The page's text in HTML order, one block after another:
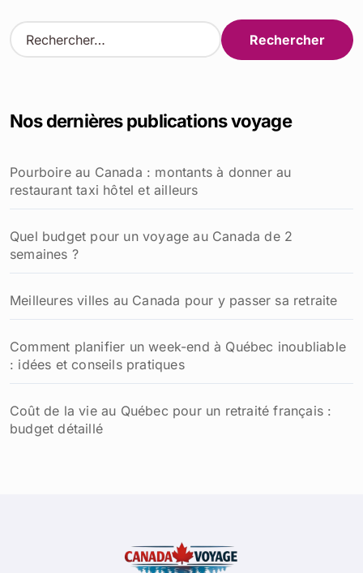
R
e
r
e
r
Nos dernières publications voyage
Pourboire au Canada : montants à donner au
restaurant taxi hôtel et ailleurs
Quel budget pour un voyage au Canada de 2
semaines ?
Meilleures villes au Canada pour y passer sa retraite
Comment planifier un week-end à Québec inoubliable
: idées et conseils pratiques
Coût de la vie au Québec pour un retraité français :
budget détaillé